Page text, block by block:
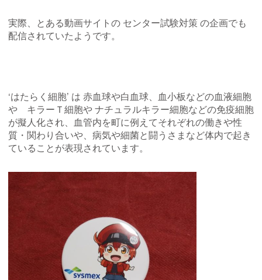
実際、とある動画サイトの センター試験対策 の企画でも
配信されていたようです。
‘はたらく細胞’ は 赤血球や白血球、血小板などの血液細胞
や キラーＴ細胞や ナチュラルキラー細胞などの免疫細胞
が擬人化され、血管内を町に例えてそれぞれの働きや性
質・関わり合いや、病気や細菌と闘うさまなど体内で起き
ていることが表現されています。